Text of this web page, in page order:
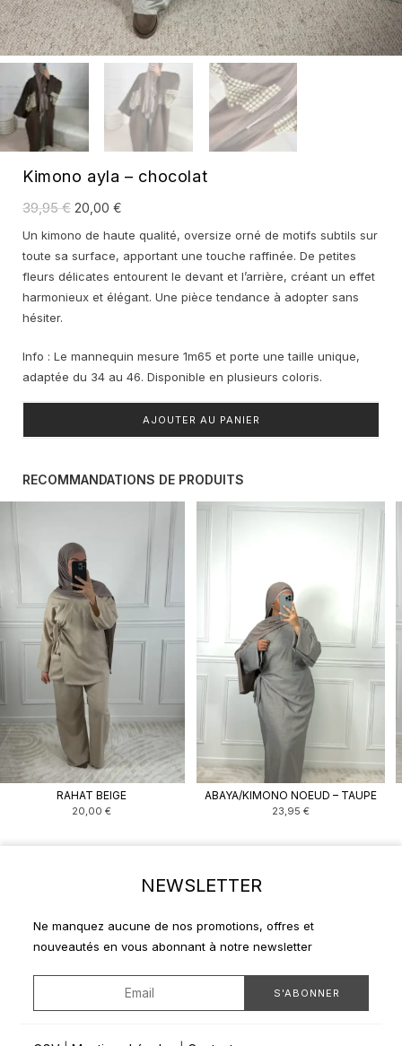
Kimono ayla – chocolat
39,95€ Le
prix
initial
était :
39,95 €.
20,00 €
actuel
est :
20,00 €.
Un kimono de haute qualité, oversize orné de motifs subtils sur
toute sa surface, apportant une touche raffinée. De petites
fleurs délicates entourent le devant et l’arrière, créant un effet
harmonieux et élégant. Une pièce tendance à adopter sans
hésiter.
Info : Le mannequin mesure 1m65 et porte une taille unique,
adaptée du 34 au 46. Disponible en plusieurs coloris.
AJOUTER AU PANIER
RECOMMANDATIONS DE PRODUITS
RAHAT BEIGE
20,00 €
ABAYA/KIMONO NOEUD – TAUPE
23,95 €
NEWSLETTER
Ne manquez aucune de nos promotions, offres et
nouveautés en vous abonnant à notre newsletter